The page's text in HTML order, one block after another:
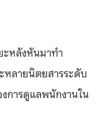
ะหลังหันมาทำ
หลายนิตยสารระดับ
การดูแลพนักงานใน